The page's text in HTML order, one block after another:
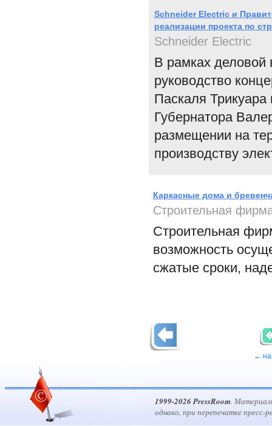
Schneider Electric и
реализации проекта по
Schneider Electric
В рамках деловой
руководство
Паскаля Трикуара
Губернатора
размещении на
производству
Каркасные дома и
Строительная
Строительная
возможность
сжатые сроки,
← на
1999-2026 PressRoom.
однако, при перепечатке пресс-